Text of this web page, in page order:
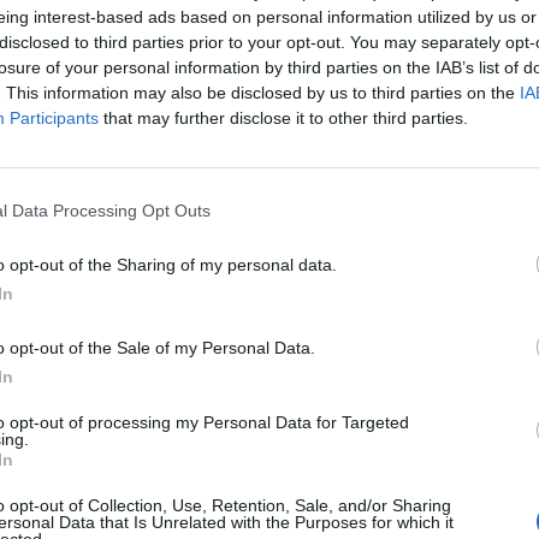
interest-based ads based on personal information utilized by us
to third parties prior to your opt-out. You may separately
of your personal information by third parties on the IAB’s list of
This information may also be disclosed by us to third parties on the
Participants that may further disclose it to other third parties.
Data Processing Opt Outs
opt-out of the Sharing of my personal data.
opt-out of the Sale of my Personal Data.
opt-out of processing my Personal Data for Targeted
opt-out of Collection, Use, Retention, Sale, and/or Sharing
Data that Is Unrelated with the Purposes for which it
processi moderni e tecnologie digitali.
è oggi fondamentale per la maggior parte delle aziende di oggi ”,
Officer di OpenText. “I risultati del White Paper di IDC confermano
mettere insieme informazioni e automazione, e OpenText è orgogliosa
nelle loro trasformazioni
chain
nonché i modelli innovativi, possono venire in aiuto le funzionalità
l’automazione dei documenti di collaborazione, l’80% dei
della gestione e della condivisione delle informazioni, ma
di performance (KPI)
di riduzione dei costi operativi e logistici, time-to-market più rapido,
della visibilità.
e di una supply chain a prova di futuro, per questo offre diverse
che consente agli utenti di automatizzare i processi aziendali